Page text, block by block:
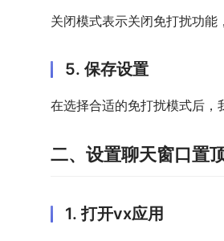
关闭模式表示关闭免打扰功能
5. 保存设置
在选择合适的免打扰模式后，
二、设置聊天窗口置
1. 打开vx应用